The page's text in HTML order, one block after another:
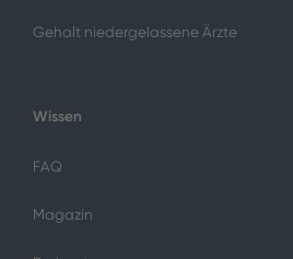
Gehalt niedergelassene Ärzte
Wissen
FAQ
Magazin